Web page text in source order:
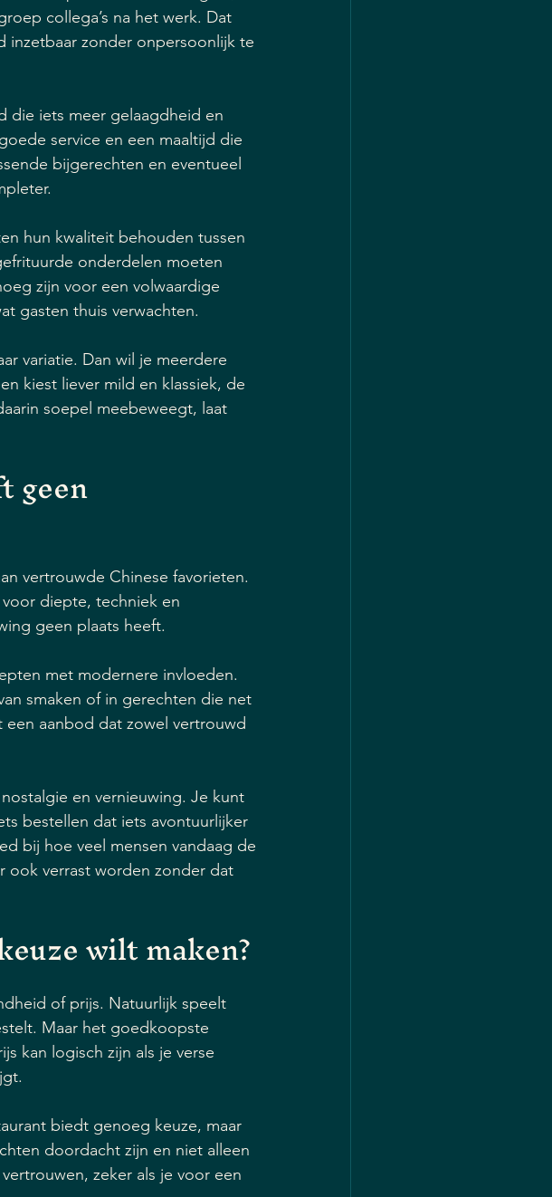
collega’s na het werk. Dat
inzetbaar zonder onpersoonlijk te
die iets meer gelaagdheid en
service en een maaltijd die
bijgerechten en eventueel
hun kwaliteit behouden tussen
onderdelen moeten
zijn voor een volwaardige
gasten thuis verwachten.
variatie. Dan wil je meerdere
kiest liever mild en klassiek, de
soepel meebeweegt, laat
geen
vertrouwde Chinese favorieten.
voor diepte, techniek en
geen plaats heeft.
met modernere invloeden.
smaken of in gerechten die net
aanbod dat zowel vertrouwd
en vernieuwing. Je kunt
bestellen dat iets avontuurlijker
bij hoe veel mensen vandaag de
ook verrast worden zonder dat
wilt maken?
of prijs. Natuurlijk speelt
Maar het goedkoopste
kan logisch zijn als je verse
biedt genoeg keuze, maar
doordacht zijn en niet alleen
zeker als je voor een